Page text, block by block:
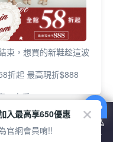
查看全部
方式之詳情，及若您不希
設定，請參閱本網站「
隱私
示您同意本公司得按本網站使
束，想買的新鞋趁這波
折起 最高現折$888
一次看
最高10%回饋
品現折200
58折起 最高現折$888
入最高享650優惠
官網會員唷!!